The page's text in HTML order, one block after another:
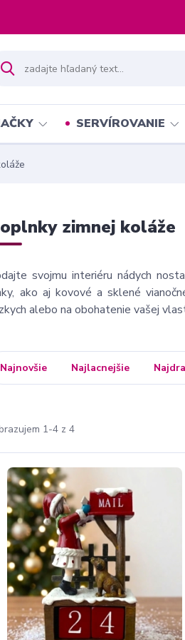
SERVÍROVANIE
zimnej koláže
svojmu interiéru nádych
ako aj kovové a sklené
alebo na obohatenie vašej
Najnovšie Najlacnejšie
1-4 z 4